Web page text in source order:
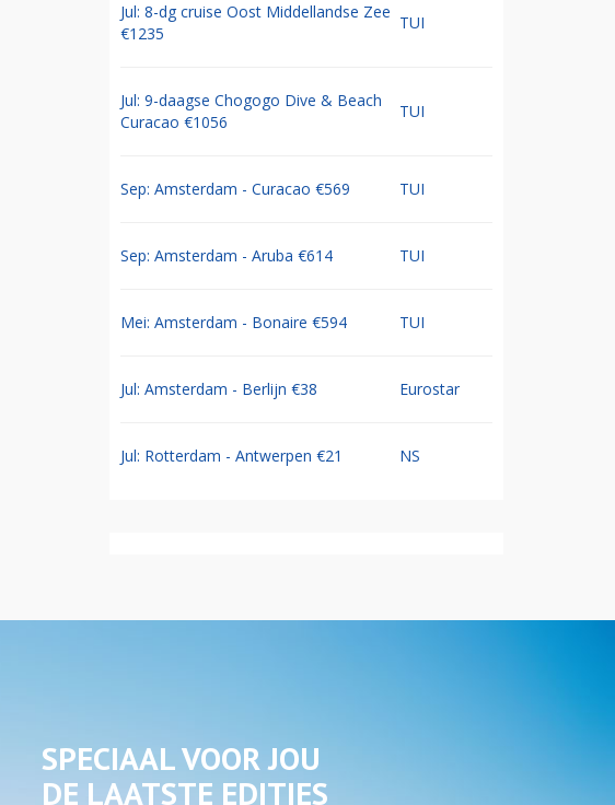
Jul: 8-dg cruise Oost Middellandse Zee
€1235
TUI
Jul: 9-daagse Chogogo Dive & Beach
Curacao €1056
TUI
Sep: Amsterdam - Curacao €569 TUI
Sep: Amsterdam - Aruba €614 TUI
Mei: Amsterdam - Bonaire €594 TUI
Jul: Amsterdam - Berlijn €38 Eurostar
Jul: Rotterdam - Antwerpen €21 NS
SPECIAAL VOOR JOU
DE LAATSTE EDITIES